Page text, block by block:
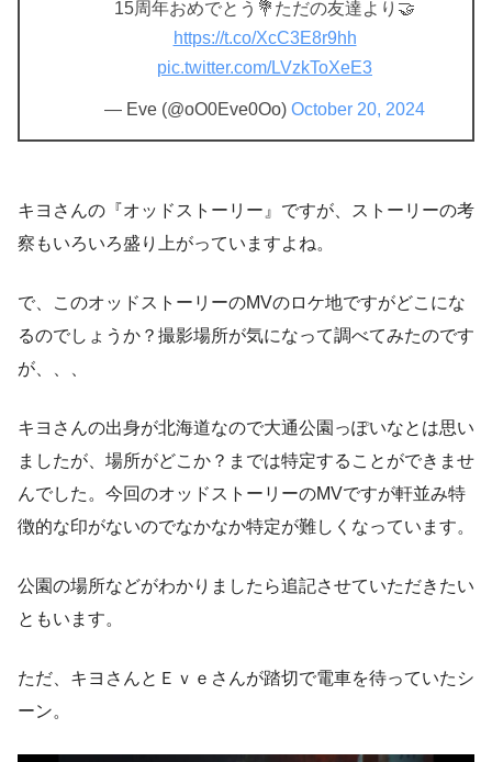
15周年おめでとう💐ただの友達より🤝
https://t.co/XcC3E8r9hh
pic.twitter.com/LVzkToXeE3
— Eve (@oO0Eve0Oo) October 20, 2024
キヨさんの『オッドストーリー』ですが、ストーリーの考
察もいろいろ盛り上がっていますよね。
で、このオッドストーリーのMVのロケ地ですがどこにな
るのでしょうか？撮影場所が気になって調べてみたのです
が、、、
キヨさんの出身が北海道なので大通公園っぽいなとは思い
ましたが、場所がどこか？までは特定することができませ
んでした。今回のオッドストーリーのMVですが軒並み特
徴的な印がないのでなかなか特定が難しくなっています。
公園の場所などがわかりましたら追記させていただきたい
ともいます。
ただ、キヨさんとＥｖｅさんが踏切で電車を待っていたシ
ーン。